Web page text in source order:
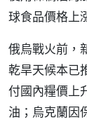
球食品價格上
俄烏戰火前，
乾旱天候本已
付國內糧價上
油；烏克蘭因